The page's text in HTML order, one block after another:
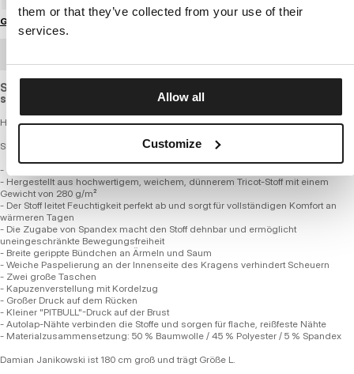
them or that they’ve collected from your use of their
services.
Allow all
Customize
Größenratgeber
Slightly elastic sweatshirt with a standard cut, made of light,
slightly thinner and breathable cotton fabric.
Herren Zip-Up Hoodie – MIDNIGHT
SERIE 280 GSM TRICOT FROTTEE
- Bequeme reguläre Passform
- Hergestellt aus hochwertigem, weichem, dünnerem Tricot-Stoff mit einem
Gewicht von 280 g/m²
- Der Stoff leitet Feuchtigkeit perfekt ab und sorgt für vollständigen Komfort an
wärmeren Tagen
- Die Zugabe von Spandex macht den Stoff dehnbar und ermöglicht
uneingeschränkte Bewegungsfreiheit
- Breite gerippte Bündchen an Ärmeln und Saum
- Weiche Paspelierung an der Innenseite des Kragens verhindert Scheuern
- Zwei große Taschen
- Kapuzenverstellung mit Kordelzug
- Großer Druck auf dem Rücken
- Kleiner "PITBULL"-Druck auf der Brust
- Autolap-Nähte verbinden die Stoffe und sorgen für flache, reißfeste Nähte
- Materialzusammensetzung: 50 % Baumwolle / 45 % Polyester / 5 % Spandex
Damian Janikowski ist 180 cm groß und trägt Größe L.